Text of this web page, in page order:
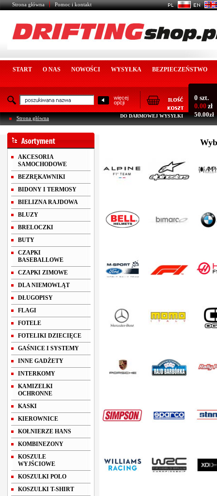
Strona główna Pomoc i kontakt
START O NAS NOWOŚCI WYSYŁKA BEZPIECZEŃSTWO
więcej
opcji
0 szt.
0.00 zł
DO DARMOWEJ WYSYŁKI 50.00zł
Strona główna
AKCESORIA
SAMOCHODOWE
BEZRĘKAWNIKI
BIDONY I TERMOSY
BIELIZNA RAJDOWA
BLUZY
BRELOCZKI
BUTY
CZAPKI
BASEBALLOWE
CZAPKI ZIMOWE
DLA NIEMOWLĄT
DŁUGOPISY
FLAGI
FOTELE
FOTELIKI DZIECIĘCE
GAŚNICE I SYSTEMY
INNE GADŻETY
INTERKOMY
KAMIZELKI
OCHRONNE
KASKI
KIEROWNICE
KOŁNIERZE HANS
KOMBINEZONY
KOSZULE
WYJŚCIOWE
KOSZULKI POLO
KOSZULKI T-SHIRT